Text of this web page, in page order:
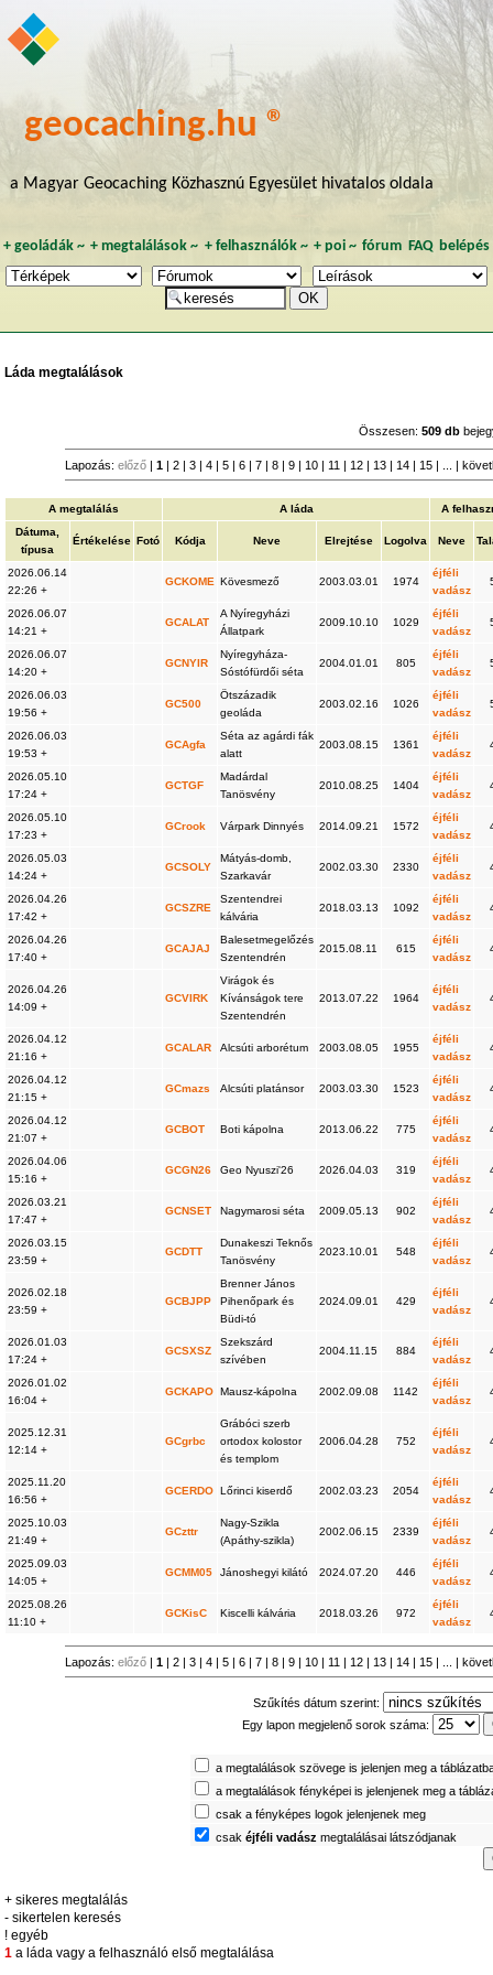
geocaching.hu ®
a Magyar Geocaching Közhasznú Egyesület hivatalos oldala
+ geoládák~ +megtalálások ~ + felhasználók~ + poi~ fórum FAQ belépés
Láda megtalálások
Összesen:509 db
Lapozás:előző |1 | 2 | 3 | 4 | 5 | 6 | 7 | 8 | 9 | 10 | 11 | 12 | 13 | 14 | 15 | ... |
A megtalálás A láda
A
Dátuma,
típusa
Értékelése Fotó Kódja Neve Elrejtése Logolva Neve
2026.06.14
22:26 +
GCKOME Kövesmező 2003.03.01 1974
éjféli
vadász
2026.06.07
14:21 +
GCALAT
A Nyíregyházi
Állatpark
2009.10.10 1029
éjféli
vadász
2026.06.07
14:20 +
GCNYIR
Nyíregyháza-
Sóstófürdői séta
2004.01.01 805
éjféli
vadász
2026.06.03
19:56 +
GC500
Ötszázadik
geoláda
2003.02.16 1026
éjféli
vadász
2026.06.03
19:53 +
GCAgfa
Séta az agárdi fák
alatt
2003.08.15 1361
éjféli
vadász
2026.05.10
17:24 +
GCTGF
Madárdal
Tanösvény
2010.08.25 1404
éjféli
vadász
2026.05.10
17:23 +
GCrook Várpark Dinnyés 2014.09.21 1572
éjféli
vadász
2026.05.03
14:24 +
GCSOLY
Mátyás-domb,
Szarkavár
2002.03.30 2330
éjféli
vadász
2026.04.26
17:42 +
GCSZRE
Szentendrei
kálvária
2018.03.13 1092
éjféli
vadász
2026.04.26
17:40 +
GCAJAJ
Balesetmegelőzés
Szentendrén
2015.08.11 615
éjféli
vadász
2026.04.26
14:09 +
GCVIRK
Virágok és
Kívánságok tere
Szentendrén
2013.07.22 1964
éjféli
vadász
2026.04.12
21:16 +
GCALAR Alcsúti arborétum 2003.08.05 1955
éjféli
vadász
2026.04.12
21:15 +
GCmazs Alcsúti platánsor 2003.03.30 1523
éjféli
vadász
2026.04.12
21:07 +
GCBOT Boti kápolna 2013.06.22 775
éjféli
vadász
2026.04.06
15:16 +
GCGN26 Geo Nyuszi'26 2026.04.03 319
éjféli
vadász
2026.03.21
17:47 +
GCNSET Nagymarosi séta 2009.05.13 902
éjféli
vadász
2026.03.15
23:59 +
GCDTT
Dunakeszi Teknős
Tanösvény
2023.10.01 548
éjféli
vadász
2026.02.18
23:59 +
GCBJPP
Brenner János
Pihenőpark és
Büdi-tó
2024.09.01 429
éjféli
vadász
2026.01.03
17:24 +
GCSXSZ
Szekszárd
szívében
2004.11.15 884
éjféli
vadász
2026.01.02
16:04 +
GCKAPO Mausz-kápolna 2002.09.08 1142
éjféli
vadász
2025.12.31
12:14 +
GCgrbc
Grábóci szerb
ortodox kolostor
és templom
2006.04.28 752
éjféli
vadász
2025.11.20
16:56 +
GCERDO Lőrinci kiserdő 2002.03.23 2054
éjféli
vadász
2025.10.03
21:49 +
GCzttr
Nagy-Szikla
(Apáthy-szikla)
2002.06.15 2339
éjféli
vadász
2025.09.03
14:05 +
GCMM05 Jánoshegyi kilátó 2024.07.20 446
éjféli
vadász
2025.08.26
11:10 +
GCKisC Kiscelli kálvária 2018.03.26 972
éjféli
vadász
Lapozás:előző |1 | 2 | 3 | 4 | 5 | 6 | 7 | 8 | 9 | 10 | 11 | 12 | 13 | 14 | 15 | ... |
Szűkítés dátum szerint:
Egy lapon megjelenő sorok száma:
a megtalálások szövege is jelenjen meg a
a megtalálások fényképei is jelenjenek meg a
csak a fényképes logok jelenjenek meg
csakéjféli vadász megtalálásai látszódjanak
+ sikeres megtalálás
- sikertelen keresés
! egyéb
1 a láda vagy a felhasználó első megtalálása